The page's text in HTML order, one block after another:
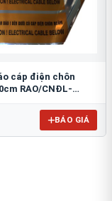
cáp điện chôn
RAO/CNĐL-
BÁO GIÁ